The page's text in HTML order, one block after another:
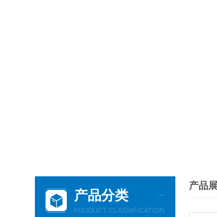
产品分类
PRODUCT CLASSIFICATION
产品